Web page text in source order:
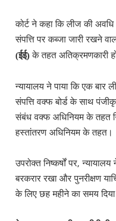
कोर्ट ने कहा कि लीज की
संपत्ति पर कब्जा जारी रखने
(ईई)के तहत अतिक्रमणकारी
न्यायालय ने पाया कि एक बार
संपत्ति वक्फ बोर्ड के साथ
संबंध वक्फ अधिनियम के तहत
हस्तांतरण अधिनियम के तहत।
उपरोक्त निष्कर्षों पर,
बरकरार रखा और पुनरीक्षण
के लिए छह महीने का समय दिया